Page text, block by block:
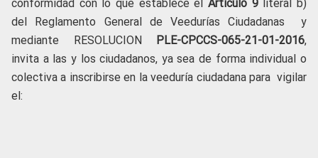
conformidad con lo que establece el Artículo 9 literal b)
del Reglamento General de Veedurías Ciudadanas y
mediante RESOLUCION
PLE-CPCCS-065-21-01-2016,
invita a las y los ciudadanos, ya sea de forma individual o
colectiva a inscribirse en la veeduría ciudadana para vigilar
el: